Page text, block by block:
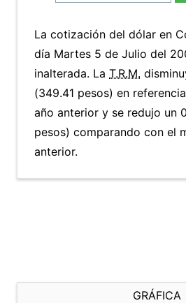
La cotización del dólar en
día Martes 5 de Julio del
inalterada. La T.R.M.
(349.41 pesos) en
año anterior y se redujo un
pesos) comparando con el
anterior.
GRÁFICA